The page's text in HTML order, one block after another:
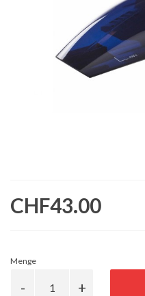
CHF43.00
Menge